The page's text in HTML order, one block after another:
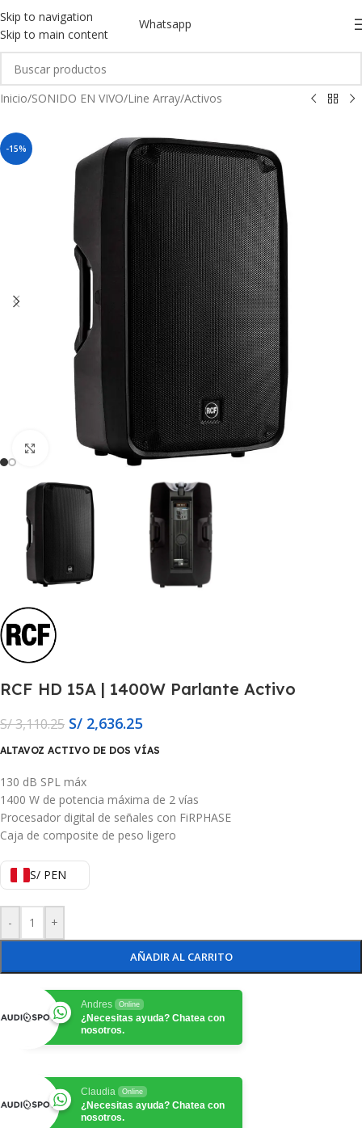
Skip to navigation
Skip to main content
Whatsapp
Inicio/SONIDO EN VIVO/Line Array/Activos
-15%
Click to enlarge
RCF HD 15A | 1400W Parlante Activo
S/3,110.25 S/ 2,636.25
ALTAVOZ ACTIVO DE DOS VÍAS
130 dB SPL máx
1400 W de potencia máxima de 2 vías
Procesador digital de señales con FiRPHASE
Caja de composite de peso ligero
S/ PEN
- +
AÑADIR AL CARRITO
Andres Online
¿Necesitas ayuda? Chatea con
nosotros.
Claudia Online
¿Necesitas ayuda? Chatea con
nosotros.